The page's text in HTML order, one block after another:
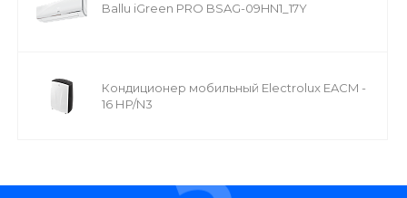
Ballu iGreen PRO BSAG-09HN1_17Y
Кондиционер мобильный Electrolux EACM -
16 НP/N3